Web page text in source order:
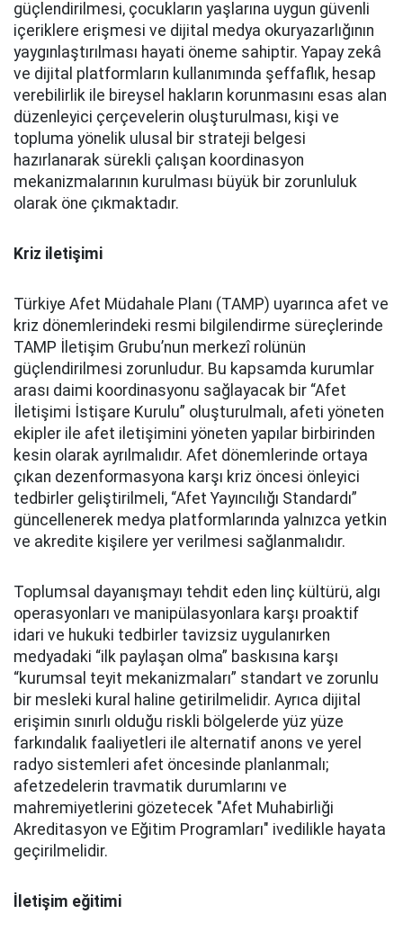
güçlendirilmesi, çocukların yaşlarına uygun güvenli
içeriklere erişmesi ve dijital medya okuryazarlığının
yaygınlaştırılması hayati öneme sahiptir. Yapay zekâ
ve dijital platformların kullanımında şeffaflık, hesap
verebilirlik ile bireysel hakların korunmasını esas alan
düzenleyici çerçevelerin oluşturulması, kişi ve
topluma yönelik ulusal bir strateji belgesi
hazırlanarak sürekli çalışan koordinasyon
mekanizmalarının kurulması büyük bir zorunluluk
olarak öne çıkmaktadır.
Kriz iletişimi
Türkiye Afet Müdahale Planı (TAMP) uyarınca afet ve
kriz dönemlerindeki resmi bilgilendirme süreçlerinde
TAMP İletişim Grubu’nun merkezî rolünün
güçlendirilmesi zorunludur. Bu kapsamda kurumlar
arası daimi koordinasyonu sağlayacak bir “Afet
İletişimi İstişare Kurulu” oluşturulmalı, afeti yöneten
ekipler ile afet iletişimini yöneten yapılar birbirinden
kesin olarak ayrılmalıdır. Afet dönemlerinde ortaya
çıkan dezenformasyona karşı kriz öncesi önleyici
tedbirler geliştirilmeli, “Afet Yayıncılığı Standardı”
güncellenerek medya platformlarında yalnızca yetkin
ve akredite kişilere yer verilmesi sağlanmalıdır.
Toplumsal dayanışmayı tehdit eden linç kültürü, algı
operasyonları ve manipülasyonlara karşı proaktif
idari ve hukuki tedbirler tavizsiz uygulanırken
medyadaki “ilk paylaşan olma” baskısına karşı
“kurumsal teyit mekanizmaları” standart ve zorunlu
bir mesleki kural haline getirilmelidir. Ayrıca dijital
erişimin sınırlı olduğu riskli bölgelerde yüz yüze
farkındalık faaliyetleri ile alternatif anons ve yerel
radyo sistemleri afet öncesinde planlanmalı;
afetzedelerin travmatik durumlarını ve
mahremiyetlerini gözetecek "Afet Muhabirliği
Akreditasyon ve Eğitim Programları" ivedilikle hayata
geçirilmelidir.
İletişim eğitimi